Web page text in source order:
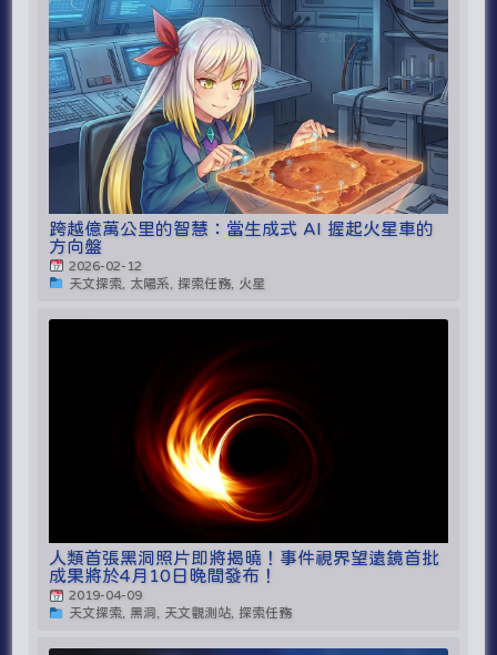
跨越億萬公里的智慧：當生成式 AI 握起火星車的
方向盤
2026-02-12
天文探索, 太陽系, 探索任務, 火星
人類首張黑洞照片即將揭曉！事件視界望遠鏡首批
成果將於4月10日晚間發布！
2019-04-09
天文探索, 黑洞, 天文觀測站, 探索任務